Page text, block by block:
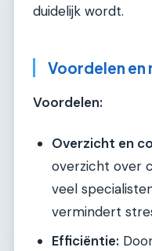
duidelijk wordt.
Voordelen en
Voordelen:
Overzicht en
overzicht over
veel
vermindert
Efficiëntie: